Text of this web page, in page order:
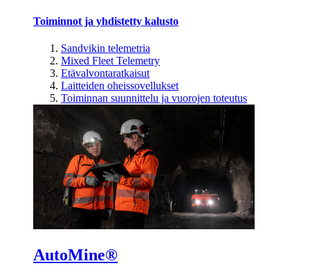
Toiminnot ja yhdistetty kalusto
Sandvikin telemetria
Mixed Fleet Telemetry
Etävalvontaratkaisut
Laitteiden oheissovellukset
Toiminnan suunnittelu ja vuorojen toteutus
AutoMine®